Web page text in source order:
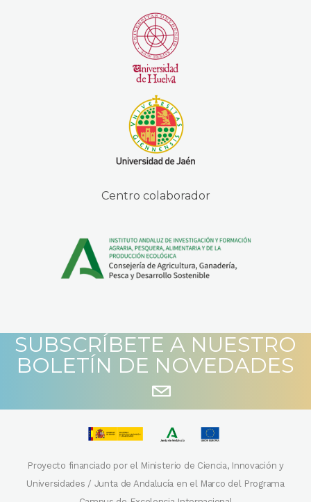
Centro colaborador
SUBSCRÍBETE A NUESTRO
BOLETÍN DE NOVEDADES
Proyecto financiado por el Ministerio de Ciencia, Innovación y
Universidades / Junta de Andalucía en el Marco del Programa